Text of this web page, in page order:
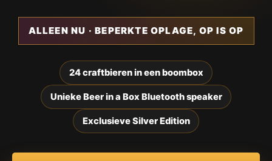
ALLEEN NU · BEPERKTE OPLAGE, OP IS OP
24 craftbieren in een boombox
Unieke Beer in a Box Bluetooth speaker
Exclusieve Silver Edition